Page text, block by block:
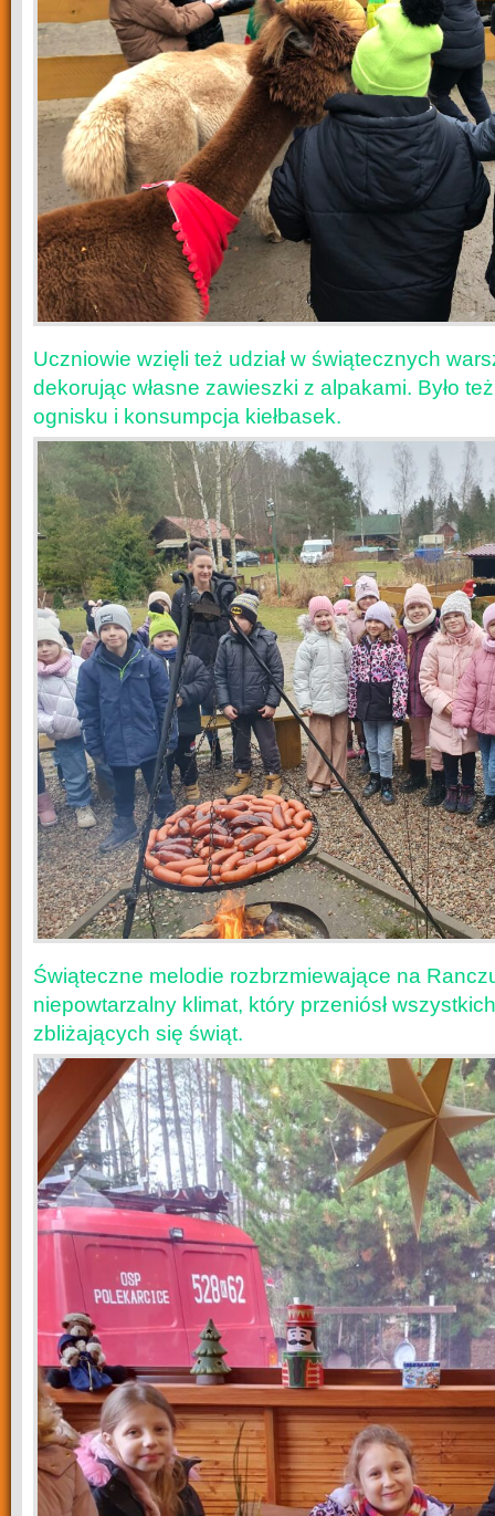
Uczniowie wzięli też udział w świątecznych
dekorując własne zawieszki z alpakami. Było
ognisku i konsumpcja kiełbasek.
Świąteczne melodie rozbrzmiewające na
niepowtarzalny klimat, który przeniósł
zbliżających się świąt.